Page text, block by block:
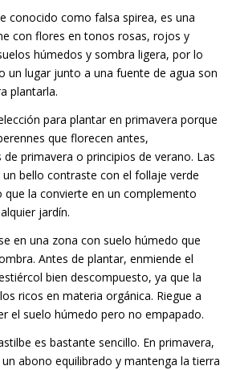
conocido como falsa spirea, es una
con flores en tonos rosas, rojos y
húmedos y sombra ligera, por lo
un lugar junto a una fuente de agua son
plantarla.
para plantar en primavera porque
que florecen antes,
primavera o principios de verano. Las
bello contraste con el follaje verde
que la convierte en un complemento
jardín.
en una zona con suelo húmedo que
Antes de plantar, enmiende el
bien descompuesto, ya que la
ricos en materia orgánica. Riegue a
el suelo húmedo pero no empapado.
es bastante sencillo. En primavera,
abono equilibrado y mantenga la tierra